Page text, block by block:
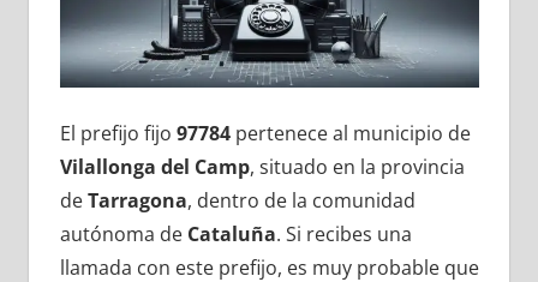
El prefijo fijo 97784pertenece al municipio dе
Vilallonga del Camp, situado en la provincia
dеTarragona, dentro dе la comunidad
autónoma dе Cataluña. Si recibes una
llamada сοn еstе prefijo, es muy probable quе